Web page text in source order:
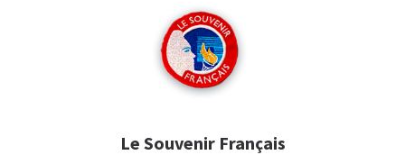
Le Souvenir Français